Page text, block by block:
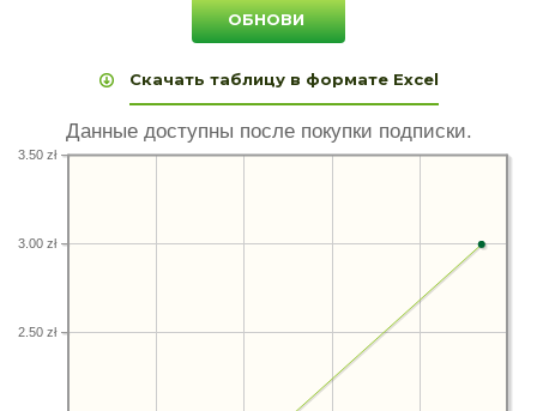
Скачать таблицу в формате Excel
Данные доступны после покупки подписки.
2.50 zł
3.00 zł
3.50 zł